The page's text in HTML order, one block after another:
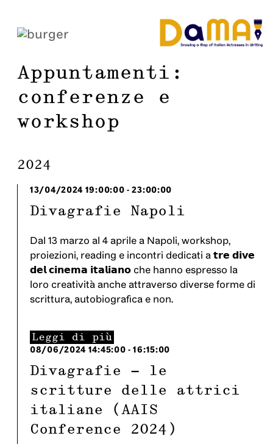
Appuntamenti:
conferenze e
workshop
2024
13/04/2024 19:00:00 -23:00:00
Divagrafie Napoli
Dal 13 marzo al 4 aprile a Napoli, workshop,
proiezioni, reading e incontri dedicati a 𝘁𝗿𝗲 𝗱𝗶𝘃𝗲
𝗱𝗲𝗹 𝗰𝗶𝗻𝗲𝗺𝗮 𝗶𝘁𝗮𝗹𝗶𝗮𝗻𝗼 che hanno espresso la
loro creatività anche attraverso diverse forme di
scrittura, autobiografica e non.
Leggi di più
08/06/2024 14:45:00 -16:15:00
Divagrafie - le
scritture delle attrici
italiane (AAIS
Conference 2024)